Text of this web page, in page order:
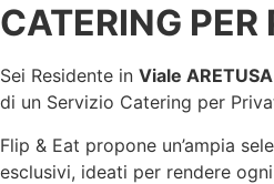
CATERING PER
Sei Residente in Viale ARETUSA
di un Servizio Catering per
Flip & Eat propone un’ampia
esclusivi, ideati per rendere